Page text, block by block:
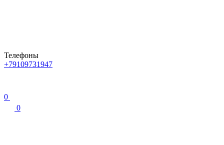
Телефоны
+79109731947
0
0